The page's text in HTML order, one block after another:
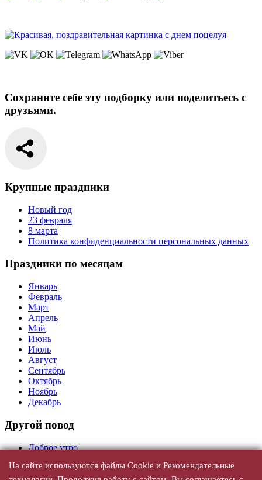
Сохраните себе эту подборку или поделитьесь с
друзьями.
Крупные праздники
Новый год
23 февраля
8 марта
Политика конфиденциальности персональных данных
Праздники по месяцам
Январь
Февраль
Март
Апрель
Май
Июнь
Июль
Август
Сентябрь
Октябрь
Ноябрь
Декабрь
Другой повод
Доброе утро
День Рождения
На сайте используются файлы Cookie и Рекомендательные